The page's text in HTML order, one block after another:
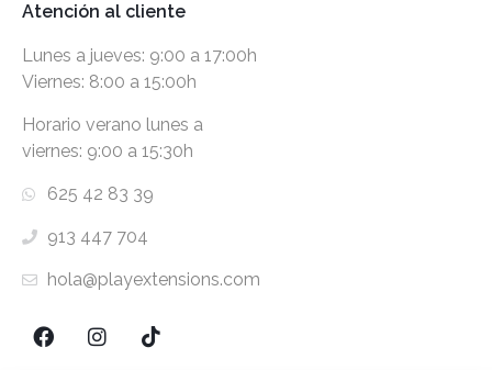
Atención al cliente
Lunes a jueves: 9:00 a 17:00h
Viernes: 8:00 a 15:00h
Horario verano lunes a
viernes: 9:00 a 15:30h
625 42 83 39
913 447 704
hola@playextensions.com